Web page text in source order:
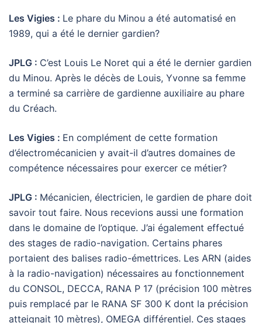
Les Vigies : Le phare du Minou a été automatisé en
1989, qui a été le dernier gardien?
JPLG : C’est Louis Le Noret qui a été le dernier gardien
du Minou. Après le décès de Louis, Yvonne sa femme
a terminé sa carrière de gardienne auxiliaire au phare
du Créach.
Les Vigies : En complément de cette formation
d’électromécanicien y avait-il d’autres domaines de
compétence nécessaires pour exercer ce métier?
JPLG : Mécanicien, électricien, le gardien de phare doit
savoir tout faire. Nous recevions aussi une formation
dans le domaine de l’optique. J’ai également effectué
des stages de radio-navigation. Certains phares
portaient des balises radio-émettrices. Les ARN (aides
à la radio-navigation) nécessaires au fonctionnement
du CONSOL, DECCA, RANA P 17 (précision 100 mètres
puis remplacé par le RANA SF 300 K dont la précision
atteignait 10 mètres), OMEGA différentiel. Ces stages